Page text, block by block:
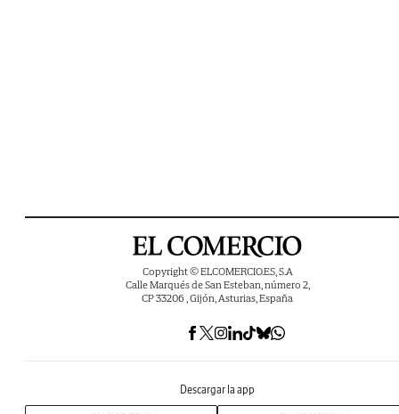
Copyright © ELCOMERCIO.ES, S.A
Calle Marqués de San Esteban, número 2,
CP 33206 , Gijón, Asturias, España
Descargar la app